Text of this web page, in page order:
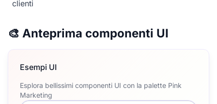
clienti
🎨 Anteprima componenti UI
Esempi UI
Esplora bellissimi componenti UI con la palette Pink
Marketing